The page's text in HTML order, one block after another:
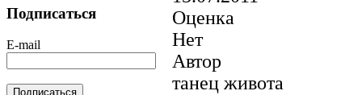
Оценка
Нет
Автор
танец живота
Подписаться
E-mail